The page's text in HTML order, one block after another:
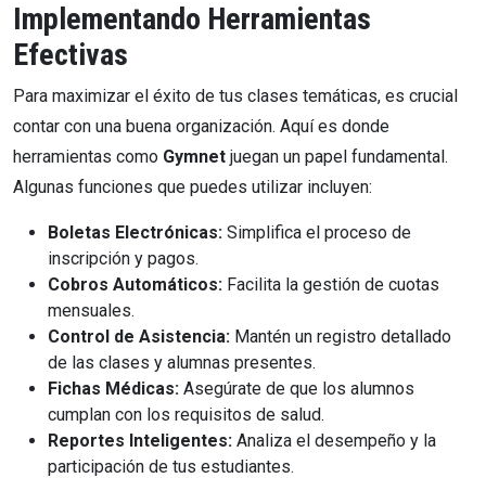
Implementando Herramientas
Efectivas
Para maximizar el éxito de tus clases temáticas, es crucial
contar con una buena organización. Aquí es donde
herramientas como Gymnet juegan un papel fundamental.
Algunas funciones que puedes utilizar incluyen:
Boletas Electrónicas: Simplifica el proceso de
inscripción y pagos.
Cobros Automáticos: Facilita la gestión de cuotas
mensuales.
Control de Asistencia: Mantén un registro detallado
de las clases y alumnas presentes.
Fichas Médicas: Asegúrate de que los alumnos
cumplan con los requisitos de salud.
Reportes Inteligentes: Analiza el desempeño y la
participación de tus estudiantes.